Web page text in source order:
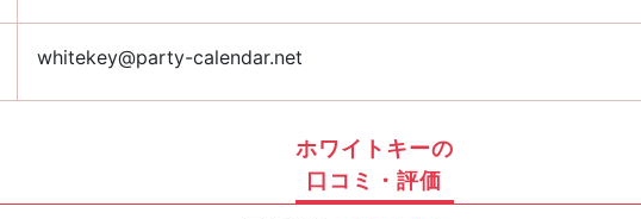
whitekey@party-calendar.net
ホワイトキーの
口コミ・評価